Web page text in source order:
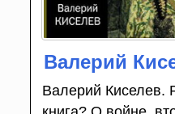
Валерий
Валерий Киселев.